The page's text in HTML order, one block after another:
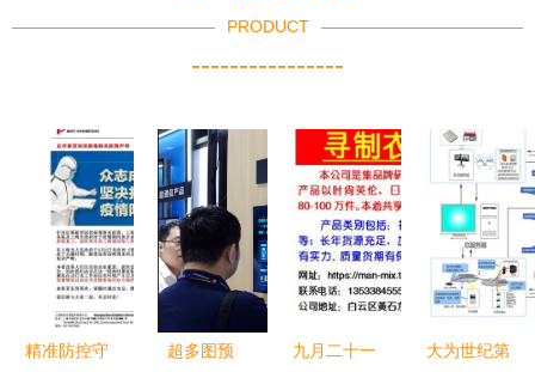
PRODUCT
----------------
精准防控守
超多图预
九月二十一
大为世纪第